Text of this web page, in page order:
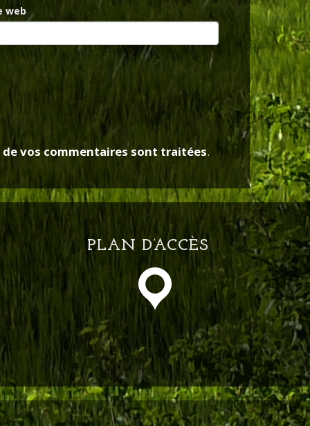
web
vos commentaires sont traitées.
PLAN D’ACCÈS